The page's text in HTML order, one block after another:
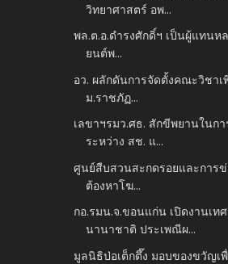
วิทยาศาสตร์ อพ...
พล.ต.อ.ดำรงศักดิ์ฯ เป็นผู้แทนห
ยนต์พ...
อว. ผลักดันการจัดตั้งคณะวิชาเ
ม.ราชภัฏ...
เลขาฯรมว.ศธ. สักขีพยานในก
ระหว่าง สช. แ...
ศูนย์สืบสวนสะกดรอยและการ
ต้องหาโฆ...
กอ.รมน.จ.ขอนแก่น เปิดงานเท
นานาชาติ ประเพณีผ...
มูลนิธิป่อเต็กตึ๊ง มอบของขวัญเ